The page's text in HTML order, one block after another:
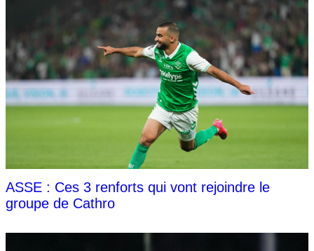
ASSE : Ces 3 renforts qui vont rejoindre le
groupe de Cathro